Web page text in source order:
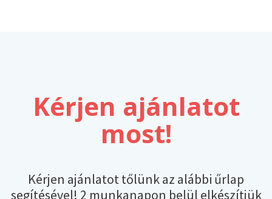
Kérjen ajánlatot
most!
Kérjen ajánlatot tőlünk az alábbi űrlap
segítésével! 2 munkanapon belül elkészítjük